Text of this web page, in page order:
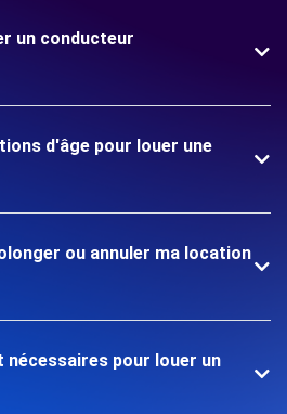
un conducteur
d'âge pour louer une
ou annuler ma location
nécessaires pour louer un